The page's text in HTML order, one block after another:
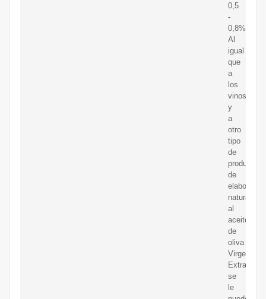
0,5
-
0,8%.
Al
igual
que
a
los
vinos
y
a
otro
tipo
de
productos
de
natural,
al
aceite
de
oliva
Virgen
Extra
se
le